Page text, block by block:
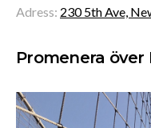
Adress: 230 5th Ave,
Promenera